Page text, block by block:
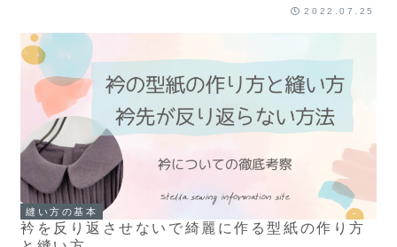
2022.07.25
縫い方の基本
衿を反り返させないで綺麗に作る型紙の作り方